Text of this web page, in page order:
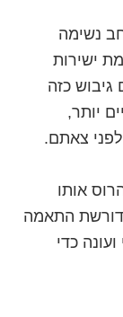
נשימה
ישירות
גיבוש כזה
יותר,
צאתם.
אותו
דורשת התאמה
כדי